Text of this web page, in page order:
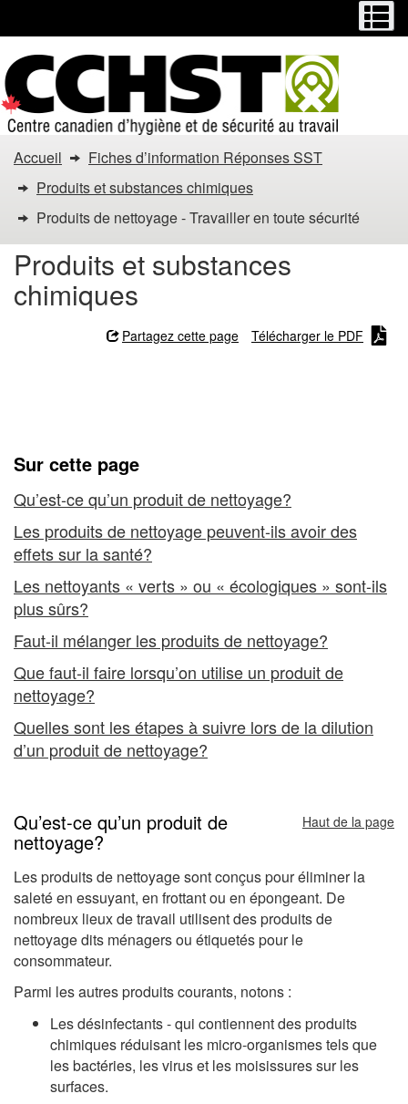
contenu
principal
la
version
HTML
simplifiée
Vous
êtes
dans
Produits
Travailler
en
toute
sécurité
Accueil
Fiches d’information Réponses SST
Produits et substances chimiques
Produits de nettoyage - Travailler en toute sécurité
Produits et substances
chimiques
Partagez cette page Télécharger le PDF
Sur cette page
Qu’est-ce qu’un produit de nettoyage?
Les produits de nettoyage peuvent-ils avoir des
effets sur la santé?
Les nettoyants « verts » ou « écologiques » sont-ils
plus sûrs?
Faut-il mélanger les produits de nettoyage?
Que faut-il faire lorsqu’on utilise un produit de
nettoyage?
Quelles sont les étapes à suivre lors de la dilution
d’un produit de nettoyage?
Qu’est-ce qu’un produit de
nettoyage?
Haut de la page
Les produits de nettoyage sont conçus pour éliminer la
saleté en essuyant, en frottant ou en épongeant. De
nombreux lieux de travail utilisent des produits de
nettoyage dits ménagers ou étiquetés pour le
consommateur.
Parmi les autres produits courants, notons :
Les désinfectants - qui contiennent des produits
chimiques réduisant les micro-organismes tels que
les bactéries, les virus et les moisissures sur les
surfaces.